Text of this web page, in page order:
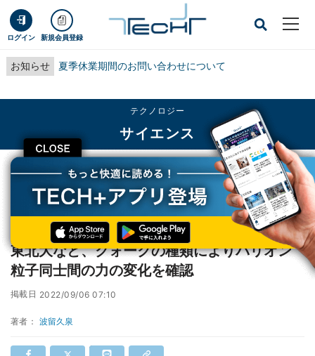
ログイン 新規会員登録
お知らせ 夏季休業期間のお問い合わせについて
CLOSE
テクノロジー
サイエンス
TECH+ テクノロジー
サイエンス
東北大など、クォークの種類によりバリオン粒子同士間の力の変化を確認
東北大など、クォークの種類によりバリオン
粒子同士間の力の変化を確認
掲載日 2022/09/06 07:10
著者： 波留久泉